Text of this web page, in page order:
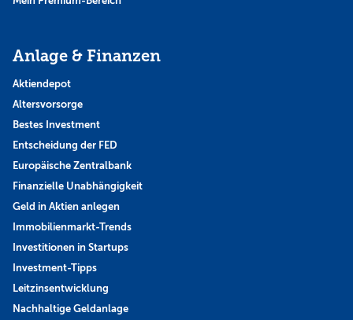
Anlage & Finanzen
Aktiendepot
Altersvorsorge
Bestes Investment
Entscheidung der FED
Europäische Zentralbank
Finanzielle Unabhängigkeit
Geld in Aktien anlegen
Immobilienmarkt-Trends
Investitionen in Startups
Investment-Tipps
Leitzinsentwicklung
Nachhaltige Geldanlage